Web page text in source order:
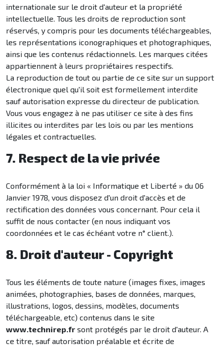
internationale sur le droit d'auteur et la propriété
intellectuelle. Tous les droits de reproduction sont
réservés, y compris pour les documents téléchargeables,
les représentations iconographiques et photographiques,
ainsi que les contenus rédactionnels. Les marques citées
appartiennent à leurs propriétaires respectifs.
La reproduction de tout ou partie de ce site sur un support
électronique quel qu'il soit est formellement interdite
sauf autorisation expresse du directeur de publication.
Vous vous engagez à ne pas utiliser ce site à des fins
illicites ou interdites par les lois ou par les mentions
légales et contractuelles.
7. Respect de la vie privée
Conformément à la loi « Informatique et Liberté » du 06
Janvier 1978, vous disposez d'un droit d'accès et de
rectification des données vous concernant. Pour cela il
suffit de nous contacter (en nous indiquant vos
coordonnées et le cas échéant votre n° client.).
8. Droit d'auteur - Copyright
Tous les éléments de toute nature (images fixes, images
animées, photographies, bases de données, marques,
illustrations, logos, dessins, modèles, documents
téléchargeable, etc) contenus dans le site
www.technirep.fr sont protégés par le droit d'auteur. A
ce titre, sauf autorisation préalable et écrite de